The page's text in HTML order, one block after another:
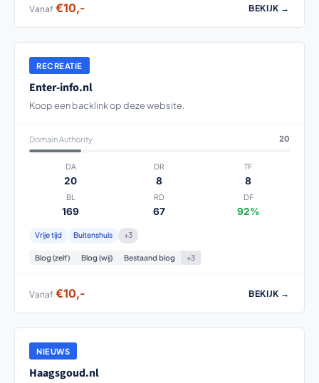
Vanaf €10,- BEKIJK →
RECREATIE
Enter-info.nl
Koop een backlink op deze website.
Domain Authority 20
DA
20
DR
8
TF
8
BL
169
RD
67
DF
92%
Vrije tijd Buitenshuis +3
Blog (zelf) Blog (wij) Bestaand blog +3
Vanaf €10,- BEKIJK →
NIEUWS
Haagsgoud.nl